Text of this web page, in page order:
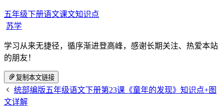
五年级下册语文课文知识点
苏学
学习从来无捷径，循序渐进登高峰，感谢长期关注、热爱本站
的朋友！
复制本文链接
统部编版五年级语文下册第23课《童年的发现》知识点+图
文详解